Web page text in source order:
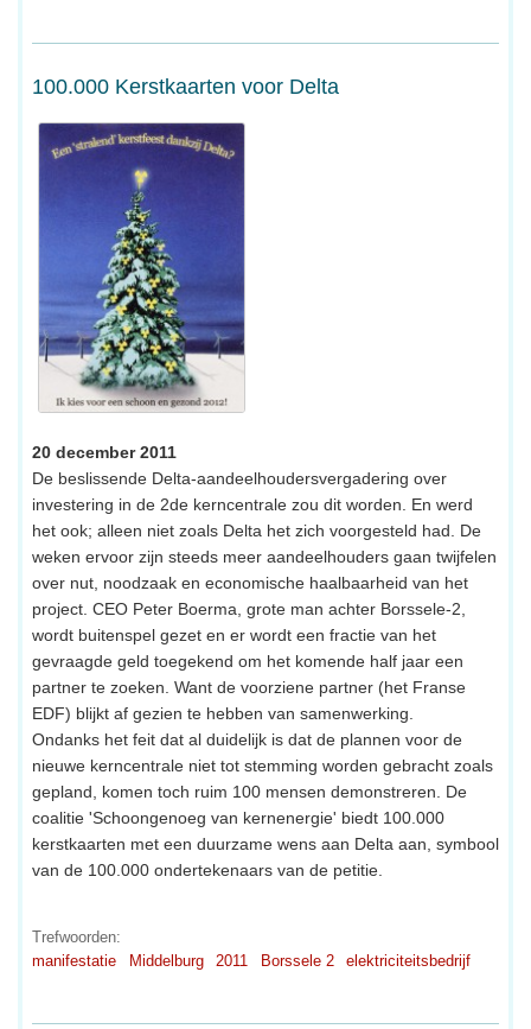
100.000 Kerstkaarten voor Delta
20 december 2011
De beslissende Delta-aandeelhoudersvergadering over
investering in de 2de kerncentrale zou dit worden. En werd
het ook; alleen niet zoals Delta het zich voorgesteld had. De
weken ervoor zijn steeds meer aandeelhouders gaan twijfelen
over nut, noodzaak en economische haalbaarheid van het
project. CEO Peter Boerma, grote man achter Borssele-2,
wordt buitenspel gezet en er wordt een fractie van het
gevraagde geld toegekend om het komende half jaar een
partner te zoeken. Want de voorziene partner (het Franse
EDF) blijkt af gezien te hebben van samenwerking.
Ondanks het feit dat al duidelijk is dat de plannen voor de
nieuwe kerncentrale niet tot stemming worden gebracht zoals
gepland, komen toch ruim 100 mensen demonstreren. De
coalitie 'Schoongenoeg van kernenergie' biedt 100.000
kerstkaarten met een duurzame wens aan Delta aan, symbool
van de 100.000 ondertekenaars van de petitie.
Trefwoorden:
manifestatie
Middelburg 2011 Borssele 2 elektriciteitsbedrijf